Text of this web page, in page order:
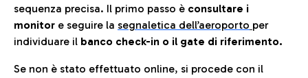
sequenza precisa. Il primo passo è consultare i
monitor e seguire la segnaletica dell’aeroporto per
individuare il banco check-in o il gate di riferimento.
Se non è stato effettuato online, si procede con il